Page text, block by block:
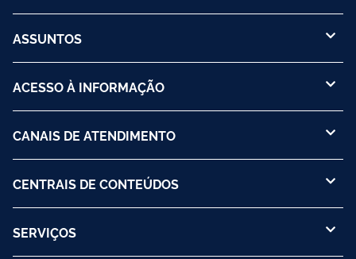
ASSUNTOS
ACESSO À INFORMAÇÃO
CANAIS DE ATENDIMENTO
CENTRAIS DE CONTEÚDOS
SERVIÇOS